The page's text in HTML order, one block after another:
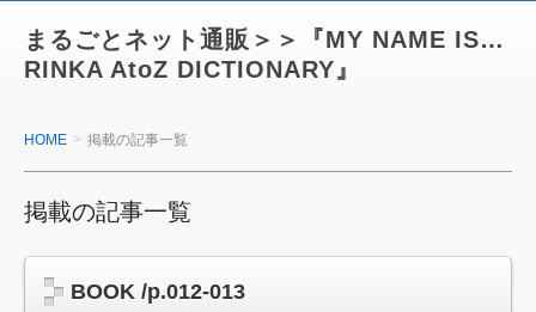
まるごとネット通販＞＞『MY NAME IS…
RINKA AtoZ DICTIONARY』
HOME 掲載の記事一覧
掲載の記事一覧
BOOK /p.012-013